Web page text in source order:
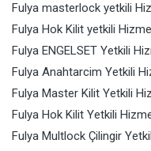
Fulya masterlock yetkili
Fulya Hok Kilit yetkili
Fulya ENGELSET Yetkili
Fulya Anahtarcim Yetkili
Fulya Master Kilit Yetkili
Fulya Hok Kilit Yetkili
Fulya Multlock Çilingir